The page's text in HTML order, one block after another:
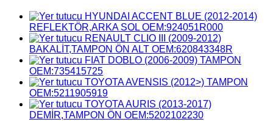
HYUNDAI ACCENT BLUE (2012-2014)
REFLEKTÖR,ARKA SOL OEM:924051R000
RENAULT CLIO III (2009-2012)
BAKALİT,TAMPON ÖN ALT OEM:620843348R
FIAT DOBLO (2006-2009) TAMPON
OEM:735415725
TOYOTA AVENSIS (2012>) TAMPON
OEM:5211905919
TOYOTA AURIS (2013-2017)
DEMİR,TAMPON ÖN OEM:5202102230